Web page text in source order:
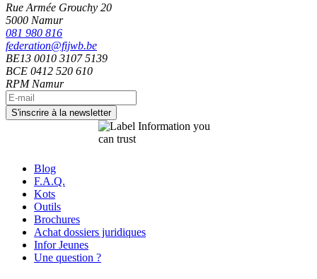
Rue Armée Grouchy 20
5000 Namur
081 980 816
federation@fijwb.be
BE13 0010 3107 5139
BCE 0412 520 610
RPM Namur
Blog
F.A.Q.
Kots
Outils
Brochures
Achat dossiers juridiques
Infor Jeunes
Une question ?